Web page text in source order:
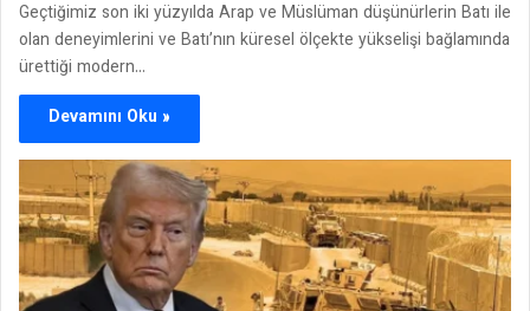
Geçtiğimiz son iki yüzyılda Arap ve Müslüman düşünürlerin Batı ile
olan deneyimlerini ve Batı’nın küresel ölçekte yükselişi bağlamında
ürettiği modern…
Devamını Oku »